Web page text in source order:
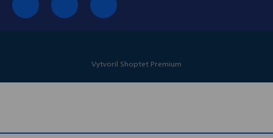
Vytvoril Shoptet Premium